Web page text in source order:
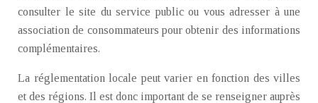
consulter le site du service public ou vous adresser à une
association de consommateurs pour obtenir des informations
complémentaires.
La réglementation locale peut varier en fonction des villes
et des régions. Il est donc important de se renseigner auprès